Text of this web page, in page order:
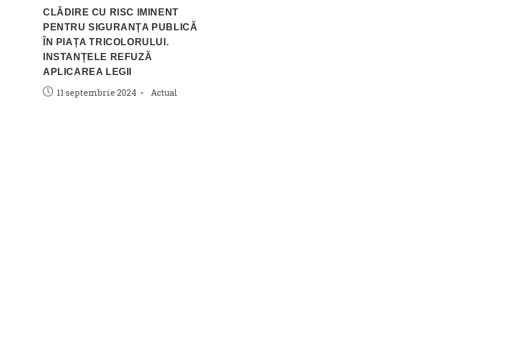
CLĂDIRE CU RISC IMINENT
PENTRU SIGURANȚA PUBLICĂ
ÎN PIAȚA TRICOLORULUI.
INSTANȚELE REFUZĂ
APLICAREA LEGII
Post11 septembrie 2024
Post
Actual